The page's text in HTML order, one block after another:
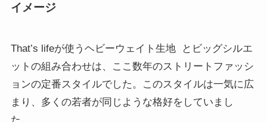
イメージ
That’s lifeが使うヘビーウェイト生地
とビッグシルエ
ットの組み合わせは、ここ数年のストリートファッシ
ョンの定番スタイルでした。このスタイルは一気に広
まり、多くの若者が同じような格好をしていまし